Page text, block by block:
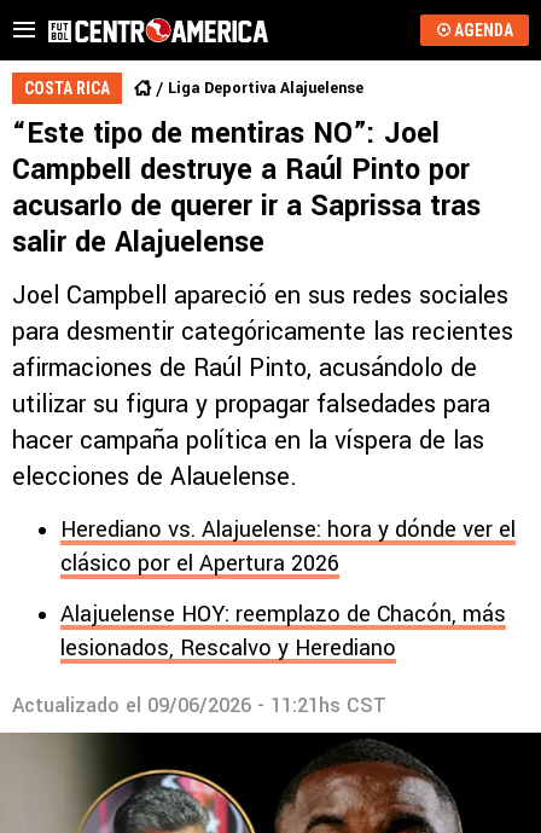
AGENDA
COSTA RICA Liga Deportiva Alajuelense
“Este tipo de mentiras NO”: Joel
Campbell destruye a Raúl Pinto por
acusarlo de querer ir a Saprissa tras
salir de Alajuelense
Joel Campbell apareció en sus redes sociales
para desmentir categóricamente las recientes
afirmaciones de Raúl Pinto, acusándolo de
utilizar su figura y propagar falsedades para
hacer campaña política en la víspera de las
elecciones de Alauelense.
Herediano vs. Alajuelense: hora y dónde ver el
clásico por el Apertura 2026
Alajuelense HOY: reemplazo de Chacón, más
lesionados, Rescalvo y Herediano
Actualizado el 09/06/2026 - 11:21hs CST